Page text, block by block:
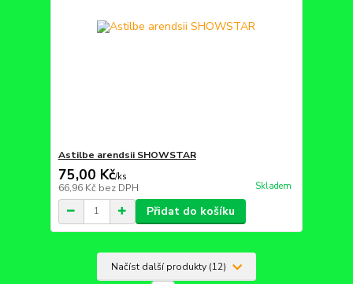
Astilbe arendsii SHOWSTAR
75,00 Kč/ks
66,96 Kč bez DPH Skladem
Přidat do košíku
Načíst další produkty (12)